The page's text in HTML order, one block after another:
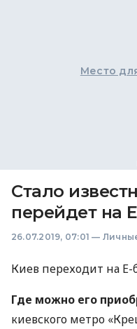
Место
Стало
перейдет на
26.07.2019, 07:01 —
Киев переходит на Е-
Где можно его
киевского метро